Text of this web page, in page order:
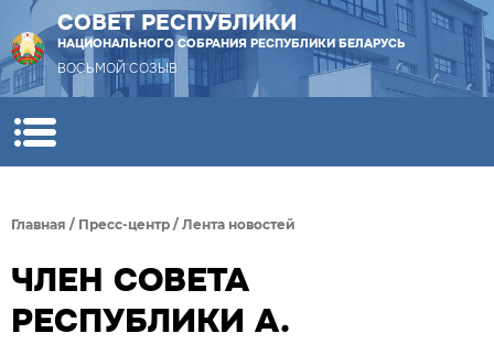
СОВЕТ РЕСПУБЛИКИ
НАЦИОНАЛЬНОГО СОБРАНИЯ РЕСПУБЛИКИ БЕЛАРУСЬ
ВОСЬМОЙ СОЗЫВ
Главная / Пресс-центр / Лента новостей
ЧЛЕН СОВЕТА
РЕСПУБЛИКИ А.